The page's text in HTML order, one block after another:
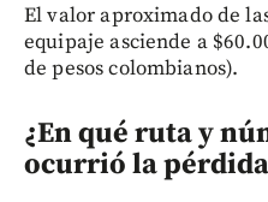
El valor aproximado de
equipaje asciende a
de pesos colombianos).
¿En qué ruta y
ocurrió la